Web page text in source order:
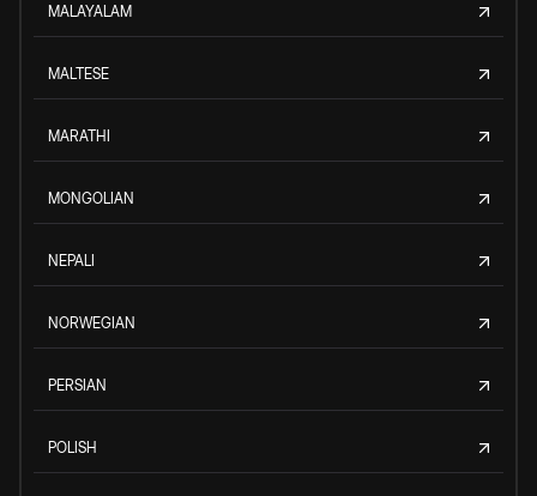
MALAYALAM
MALTESE
MARATHI
MONGOLIAN
NEPALI
NORWEGIAN
PERSIAN
POLISH